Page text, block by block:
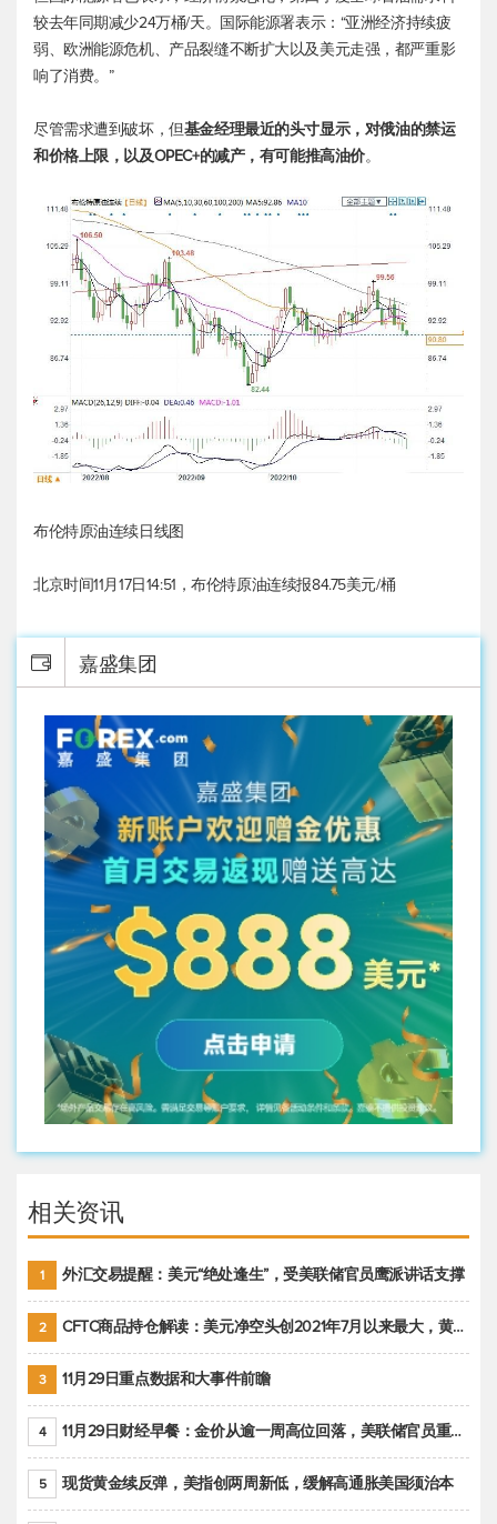
较去年同期减少24万桶/天。国际能源署表示：“亚洲经济持续疲
弱、欧洲能源危机、产品裂缝不断扩大以及美元走强，都严重影
响了消费。”
尽管需求遭到破坏，但基金经理最近的头寸显示，对俄油的禁运
和价格上限，以及OPEC+的减产，有可能推高油价。
布伦特原油连续日线图
北京时间11月17日14:51，布伦特原油连续报84.75美元/桶
嘉盛集团
相关资讯
1 外汇交易提醒：美元“绝处逢生”，受美联储官员鹰派讲话支撑
2 CFTC商品持仓解读：美元净空头创2021年7月以来最大，黄金期货投机性净多头头寸减少
3 11月29日重点数据和大事件前瞻
4 11月29日财经早餐：金价从逾一周高位回落，美联储官员重申鹰派立场推动美元回升
5 现货黄金续反弹，美指创两周新低，缓解高通胀美国须治本